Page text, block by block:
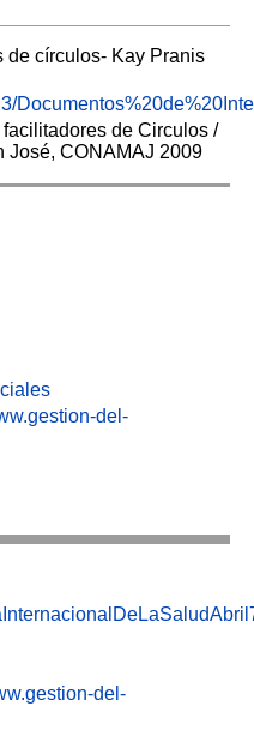
de círculos- Kay Pranis
de Circulos /
José, CONAMAJ 2009
del-
del-